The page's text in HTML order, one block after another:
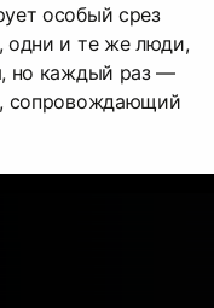
особый срез
одни и те же люди,
но каждый раз —
сопровождающий